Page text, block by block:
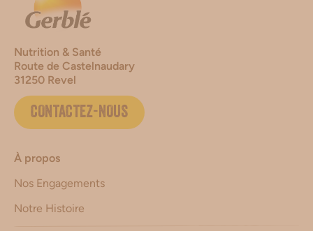
Nutrition & Santé
Route de Castelnaudary
31250 Revel
CONTACTEZ-NOUS
À propos
Nos Engagements
Notre Histoire